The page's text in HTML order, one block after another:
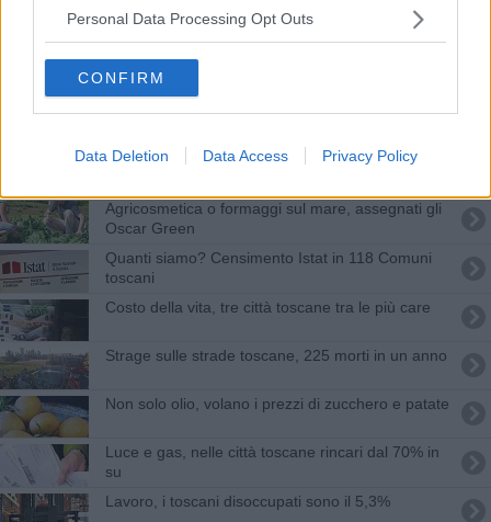
Personal Data Processing Opt Outs
CONFIRM
Data Deletion Data Access Privacy Policy
Caro spesa, per le famiglie 390 euro in più in 7
Toscana acchiappa turisti, ecco perché tutti la
amano
Il caro prezzi svuota il carrello delle famiglie
Evasione, in Toscana oltre 6 miliardi l'anno
Agricosmetica o formaggi sul mare, assegnati gli
Oscar Green
Quanti siamo? Censimento Istat in 118 Comuni
toscani
Costo della vita, tre città toscane tra le più care
Strage sulle strade toscane, 225 morti in un anno
Non solo olio, volano i prezzi di zucchero e patate
Luce e gas, nelle città toscane rincari dal 70% in
su
Lavoro, i toscani disoccupati sono il 5,3%